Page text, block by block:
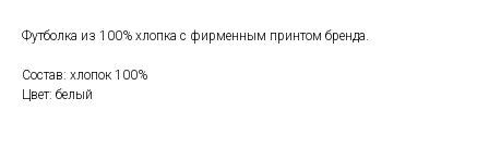
Футболка из 100% хлопка с фирменным принтом бренда.
Состав: хлопок 100%
Цвет: белый